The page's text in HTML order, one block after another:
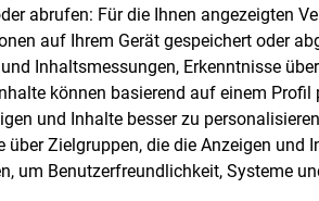
abrufen: Für die Ihnen angezeigten
auf Ihrem Gerät gespeichert oder
Inhaltsmessungen, Erkenntnisse
können basierend auf einem Profil
und Inhalte besser zu
Zielgruppen, die die Anzeigen und
um Benutzerfreundlichkeit, Systeme
Regierung
(SPÖ)
dem
von
den
die Förderung
E&M
E&M